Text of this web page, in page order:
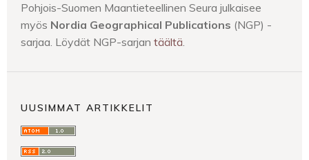
Pohjois-Suomen Maantieteellinen Seura julkaisee
myös Nordia Geographical Publications (NGP) -
sarjaa. Löydät NGP-sarjan täältä.
UUSIMMAT ARTIKKELIT